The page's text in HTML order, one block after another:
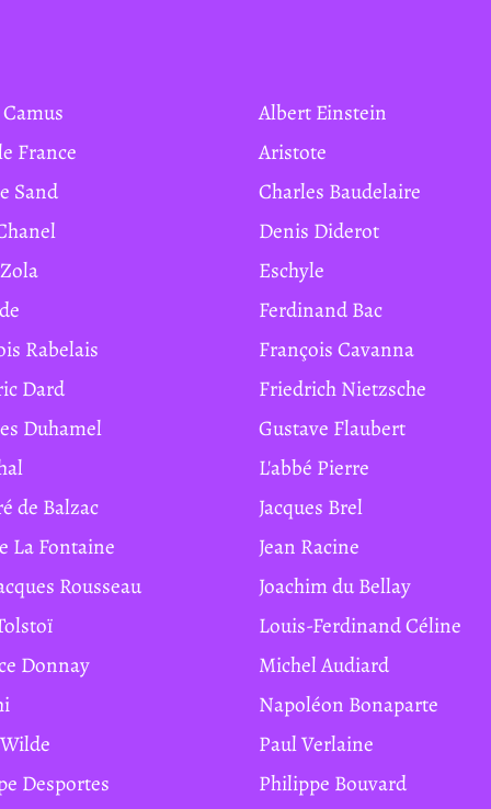
Camus
Albert Einstein
France
Aristote
Sand
Charles Baudelaire
Denis Diderot
Eschyle
Ferdinand Bac
Rabelais
François Cavanna
Dard
Friedrich Nietzsche
Duhamel
Gustave Flaubert
L'abbé Pierre
de Balzac
Jacques Brel
La Fontaine
Jean Racine
Rousseau
Joachim du Bellay
Louis-Ferdinand Céline
Donnay
Michel Audiard
Napoléon Bonaparte
Wilde
Paul Verlaine
Desportes
Philippe Bouvard